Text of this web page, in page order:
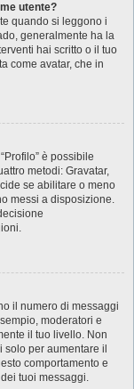
utente?
quando si leggono i
generalmente ha la
hai scritto o il tuo
come avatar, che in
è possibile
metodi: Gravatar,
se abilitare o meno
messi a disposizione.
il numero di messaggi
moderatori e
il tuo livello. Non
per aumentare il
comportamento e
tuoi messaggi.